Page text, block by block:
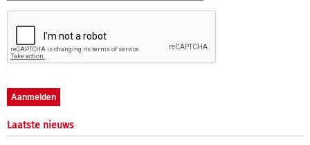
Laatste nieuws